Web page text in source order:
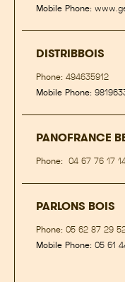
Mobile Phone:
DISTRIBBOIS
Phone: 494635912
Mobile Phone:
PANOFRANCE
Phone: 04 67 76 17
PARLONS BOIS
Phone: 05 62 87 29
Mobile Phone: 05 61